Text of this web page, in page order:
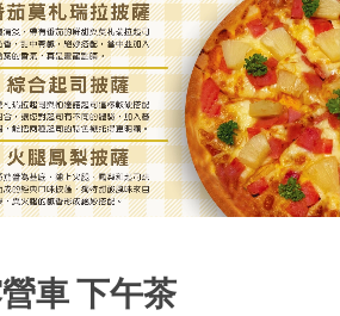
車 下午茶